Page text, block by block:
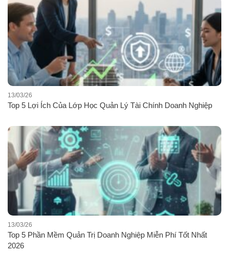
Top 5 Lợi Ích Của Lớp Học Quản Lý Tài Chính Doanh Nghiệp
13/03/26
Top 5 Phần Mềm Quản Trị Doanh Nghiệp Miễn Phí Tốt Nhất
2026
13/03/26